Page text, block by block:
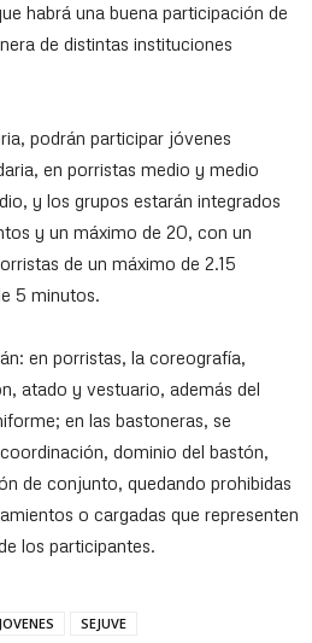
habrá una buena participación de
de distintas instituciones
podrán participar jóvenes
en porristas medio y medio
y los grupos estarán integrados
y un máximo de 20, con un
de un máximo de 2.15
5 minutos.
en porristas, la coreografía,
atado y vestuario, además del
en las bastoneras, se
dominio del bastón,
de conjunto, quedando prohibidas
o cargadas que representen
los participantes.
JOVENES SEJUVE